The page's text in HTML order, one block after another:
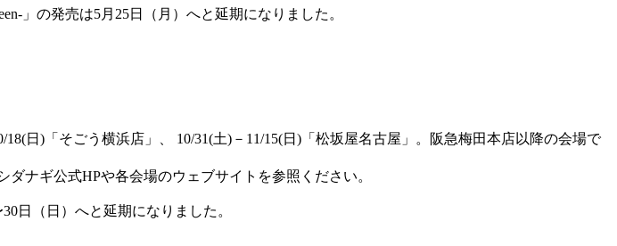
」の発売は5月25日（月）へと延期になりました。
日)「そごう横浜店」、 10/31(土)－11/15(日)「松坂屋名古屋」。阪急梅田本店以降の会場で
ナギ公式HPや各会場のウェブサイトを参照ください。
日（日）へと延期になりました。